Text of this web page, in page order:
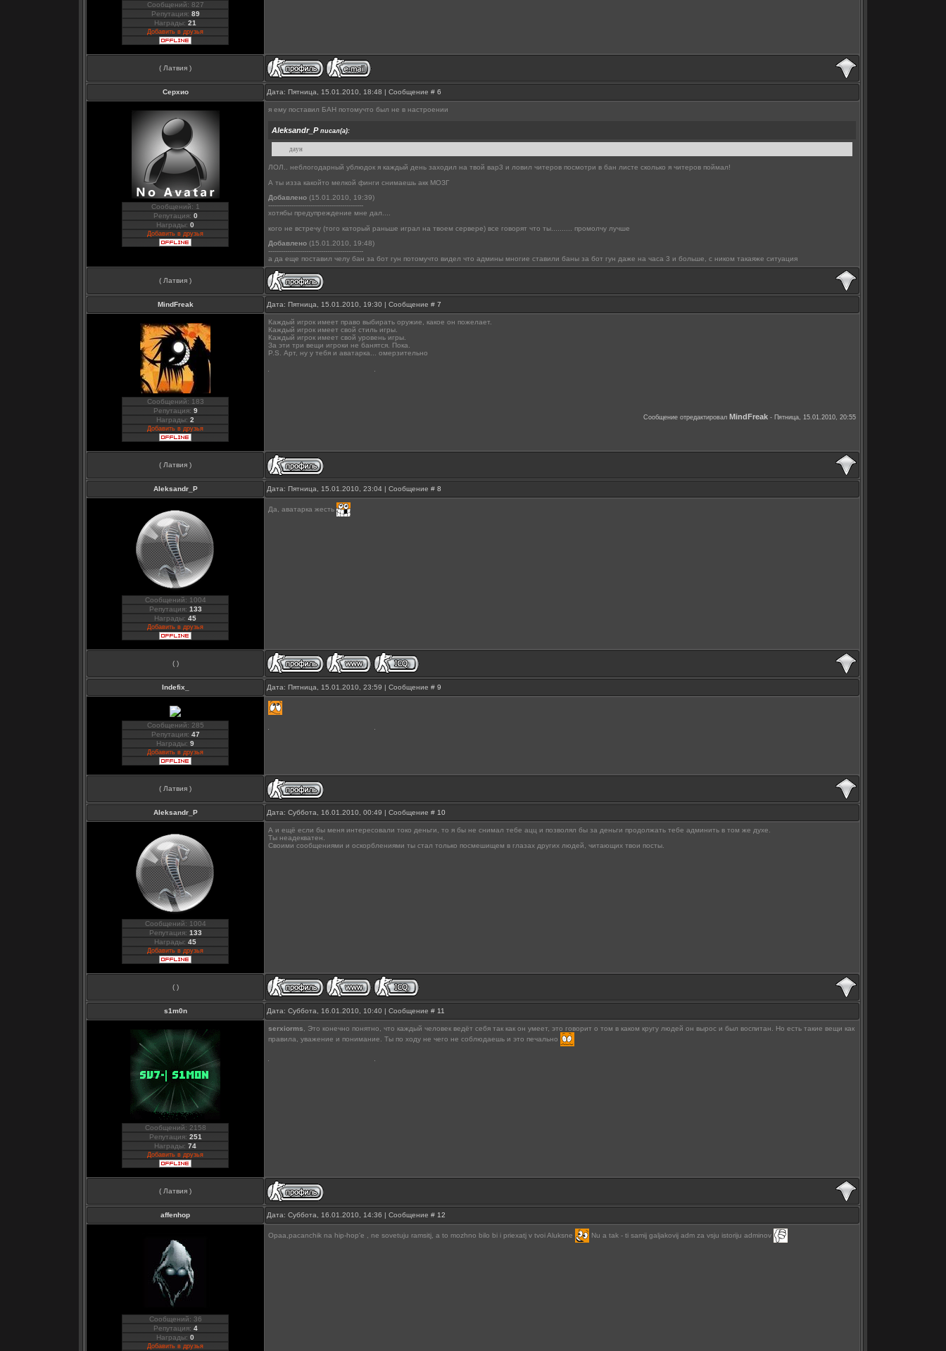
Сообщений: 827
Репутация: 89
Награды: 21
Добавить в друзья
( Латвия )
Серхио Дата: Пятница, 15.01.2010, 18:48 | Сообщение # 6
Сообщений: 1
Репутация: 0
Награды: 0
Добавить в друзья
я ему поставил БАН потомучто был не в настроении
Aleksandr_Pписал(а):
даун
ЛОЛ.. неблогодарный ублюдок я каждый день заходил на твой вар3 и ловил читеров посмотри в бан листе сколько я читеров поймал!
А ты изза какойто мелкой финги снимаешь акк МОЗГ
Добавлено (15.01.2010, 19:39)
---------------------------------------------
хотябы предупреждение мне дал....
кого не встречу (того каторый раньше играл на твоем сервере) все говорят что ты.......... промолчу лучше
Добавлено (15.01.2010, 19:48)
---------------------------------------------
а да еще поставил челу бан за бот гун потомучто видел что админы многие ставили баны за бот гун даже на часа 3 и больше, с ником такаяже ситуация
( Латвия )
MindFreak Дата: Пятница, 15.01.2010, 19:30 | Сообщение # 7
Сообщений: 183
Репутация: 9
Награды: 2
Добавить в друзья
Каждый игрок имеет право выбирать оружие, какое он пожелает.
Каждый игрок имеет свой стиль игры.
Каждый игрок имеет свой уровень игры.
За эти три вещи игроки не банятся. Пока.
P.S. Арт, ну у тебя и аватарка... омерзительно
Сообщение отредактировал MindFreak - Пятница, 15.01.2010, 20:55
( Латвия )
Aleksandr_P Дата: Пятница, 15.01.2010, 23:04 | Сообщение # 8
Сообщений: 1004
Репутация: 133
Награды: 45
Добавить в друзья
Да, аватарка жесть
( )
Indefix_ Дата: Пятница, 15.01.2010, 23:59 | Сообщение # 9
Сообщений: 285
Репутация: 47
Награды: 9
Добавить в друзья
( Латвия )
Aleksandr_P Дата: Суббота, 16.01.2010, 00:49 | Сообщение # 10
Сообщений: 1004
Репутация: 133
Награды: 45
Добавить в друзья
А и ещё если бы меня интересовали токо деньги, то я бы не снимал тебе ацц и позволял бы за деньги продолжать тебе админить в том же духе.
Ты неадекватен.
Своими сообщениями и оскорблениями ты стал только посмешищем в глазах других людей, читающих твои посты.
( )
s1m0n Дата: Суббота, 16.01.2010, 10:40 | Сообщение # 11
Сообщений: 2158
Репутация: 251
Награды: 74
Добавить в друзья
serxiorms, Это конечно понятно, что каждый человек ведёт себя так как он умеет, это говорит о том в каком кругу людей он вырос и был воспитан. Но есть такие вещи как
правила, уважение и понимание. Ты по ходу не чего не соблюдаешь и это печально
( Латвия )
affenhop Дата: Суббота, 16.01.2010, 14:36 | Сообщение # 12
Сообщений: 36
Репутация: 4
Награды: 0
Добавить в друзья
Opaa,pacanchik na hip-hop'e , ne sovetuju ramsitj, a to mozhno bilo bi i priexatj v tvoi Aluksne Nu a tak - ti samij galjakovij adm za vsju istoriju adminov